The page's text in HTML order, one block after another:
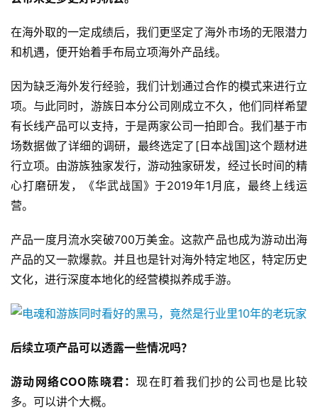
在海外取的一定成绩后，我们更坚定了海外市场的无限潜力
和机遇，便开始着手布局立项海外产品线。
因为缺乏海外发行经验，我们计划通过合作的模式来进行立
项。与此同时，游族日本分公司刚成立不久，他们同样希望
有长线产品可以支持，于是两家公司一拍即合。我们基于市
场数据做了详细的调研，最终选定了[日本战国]这个题材进
行立项。由游族独家发行，游动独家研发，经过长时间的精
心打磨研发，《华武战国》于2019年1月底，最终上线运
营。
产品一度月流水突破700万美金。这款产品也成为游动出海
产品的又一款爆款。并且也是针对海外特定地区，特定历史
文化，进行深度本地化的经营模拟养成手游。
后续立项产品可以透露一些情况吗？
游动网络COO陈晓君：现在盯着我们抄的公司也是比较
多。可以讲个大概。